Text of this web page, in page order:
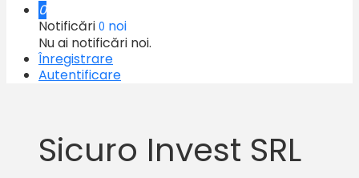
0
Notificări 0 noi
Nu ai notificări noi.
Înregistrare
Autentificare
Sicuro Invest SRL